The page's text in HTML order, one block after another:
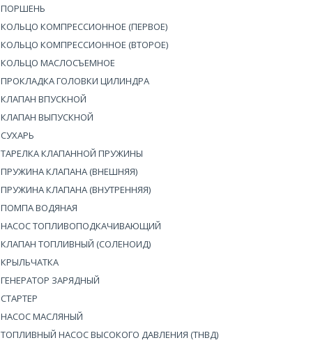
ПОРШЕНЬ
КОЛЬЦО КОМПРЕССИОННОЕ (ПЕРВОЕ)
КОЛЬЦО КОМПРЕССИОННОЕ (ВТОРОЕ)
КОЛЬЦО МАСЛОСЪЕМНОЕ
ПРОКЛАДКА ГОЛОВКИ ЦИЛИНДРА
КЛАПАН ВПУСКНОЙ
КЛАПАН ВЫПУСКНОЙ
СУХАРЬ
ТАРЕЛКА КЛАПАННОЙ ПРУЖИНЫ
ПРУЖИНА КЛАПАНА (ВНЕШНЯЯ)
ПРУЖИНА КЛАПАНА (ВНУТРЕННЯЯ)
ПОМПА ВОДЯНАЯ
НАСОС ТОПЛИВОПОДКАЧИВАЮЩИЙ
КЛАПАН ТОПЛИВНЫЙ (СОЛЕНОИД)
КРЫЛЬЧАТКА
ГЕНЕРАТОР ЗАРЯДНЫЙ
СТАРТЕР
НАСОС МАСЛЯНЫЙ
ТОПЛИВНЫЙ НАСОС ВЫСОКОГО ДАВЛЕНИЯ (ТНВД)